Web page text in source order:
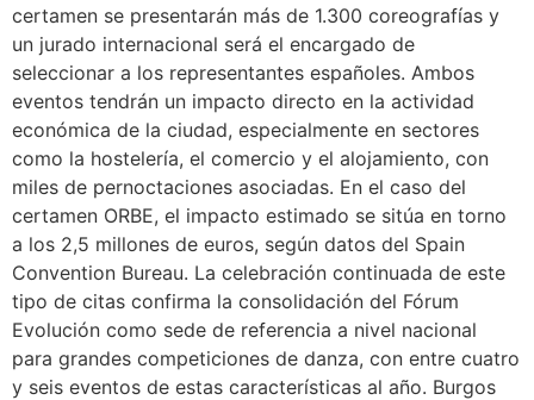
certamen se presentarán más de 1.300 coreografías y
un jurado internacional será el encargado de
seleccionar a los representantes españoles. Ambos
eventos tendrán un impacto directo en la actividad
económica de la ciudad, especialmente en sectores
como la hostelería, el comercio y el alojamiento, con
miles de pernoctaciones asociadas. En el caso del
certamen ORBE, el impacto estimado se sitúa en torno
a los 2,5 millones de euros, según datos del Spain
Convention Bureau. La celebración continuada de este
tipo de citas confirma la consolidación del Fórum
Evolución como sede de referencia a nivel nacional
para grandes competiciones de danza, con entre cuatro
y seis eventos de estas características al año. Burgos